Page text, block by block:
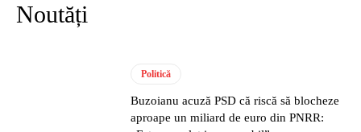
Noutăți
Politică
Buzoianu acuză PSD că riscă să blocheze
aproape un miliard de euro din PNRR: